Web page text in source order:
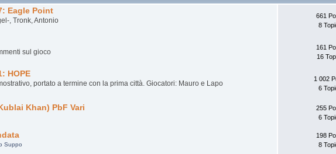
Eagle Point
, Tronk, Antonio
661
8
sul gioco
161
16
HOPE
portato a termine con la prima città. Giocatori: Mauro e Lapo
1 002
6
Khan) PbF Vari
255
6
Suppo
198
8